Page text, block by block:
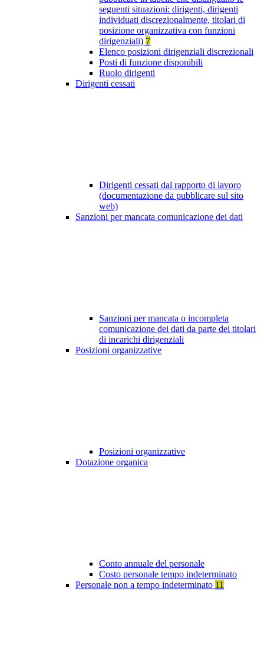
seguenti situazioni: dirigenti, dirigenti
individuati discrezionalmente, titolari di
posizione organizzativa con funzioni
dirigenziali) 7
Elenco posizioni dirigenziali discrezionali
Posti di funzione disponibili
Ruolo dirigenti
Dirigenti cessati
Dirigenti cessati dal rapporto di lavoro
(documentazione da pubblicare sul sito
web)
Sanzioni per mancata comunicazione dei dati
Sanzioni per mancata o incompleta
comunicazione dei dati da parte dei titolari
di incarichi dirigenziali
Posizioni organizzative
Posizioni organizzative
Dotazione organica
Conto annuale del personale
Costo personale tempo indeterminato
Personale non a tempo indeterminato 11